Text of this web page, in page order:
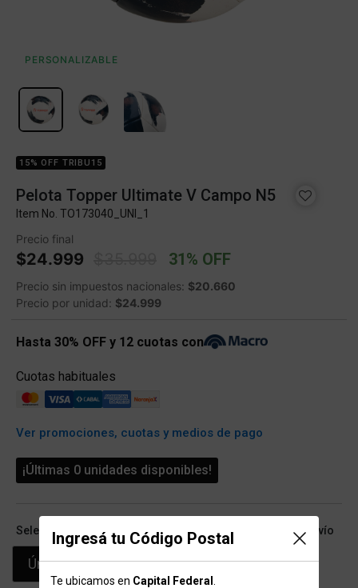
Ingresá tu Código Postal
Te ubicamos en Capital Federal
PERSONALIZABLE
15% OFF TRIBU15
Pelota Topper Ultimate V Campo N5
Item No. TO173040_UNI_1
Precio final
$24.999 Price reduced from
31% OFF
Precio sin impuestos nacionales: $20.660
Precio por unidad: $24.999
Hasta 30% OFF y 12 cuotas con
Cuotas habituales
Ver promociones, cuotas y medios de pago
¡Últimas 0 unidades disponibles!
Seleccioná talle (ARG) y conocé las opciones de retiro/envío
Único